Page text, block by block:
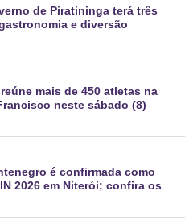
de Piratininga terá três
e diversão
mais de 450 atletas na
neste sábado (8)
é confirmada como
2026 em Niterói; confira os